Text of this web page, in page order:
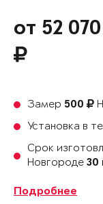
от 52 070
Замер 500
Установка в
Срок
Новгороде 30
Подробнее